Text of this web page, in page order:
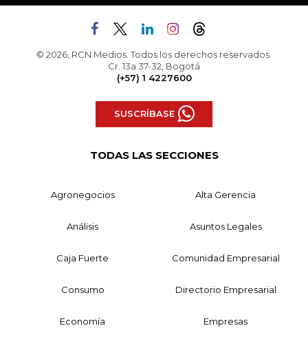
© 2026, RCN Medios. Todos los derechos reservados.
Cr. 13a 37-32, Bogotá
(+57) 1 4227600
SUSCRÍBASE
TODAS LAS SECCIONES
Agronegocios Alta Gerencia
Análisis Asuntos Legales
Caja Fuerte Comunidad Empresarial
Consumo Directorio Empresarial
Economía Empresas